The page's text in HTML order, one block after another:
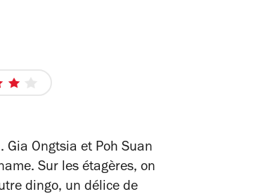
étoiles
Gia Ongtsia et Poh Suan
Sur les étagères, on
dingo, un délice de